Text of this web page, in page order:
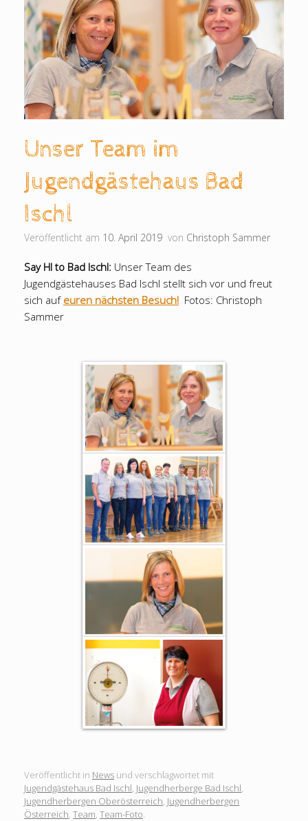
Unser Team im
Jugendgästehaus Bad
Ischl
Veröffentlicht am 10. April 2019 von Christoph Sammer
Say HI to Bad Ischl: Unser Team des
Jugendgästehauses Bad Ischl stellt sich vor und freut
sich auf euren nächsten Besuch! Fotos: Christoph
Sammer
Veröffentlicht in News und verschlagwortet mit
Jugendgästehaus Bad Ischl, Jugendherberge Bad Ischl,
Jugendherbergen Oberösterreich, Jugendherbergen
Österreich, Team, Team-Foto.